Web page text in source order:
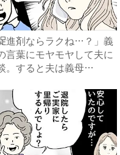
進剤ならラクね…？」義
言葉にモヤモヤして夫に
。すると夫は義母